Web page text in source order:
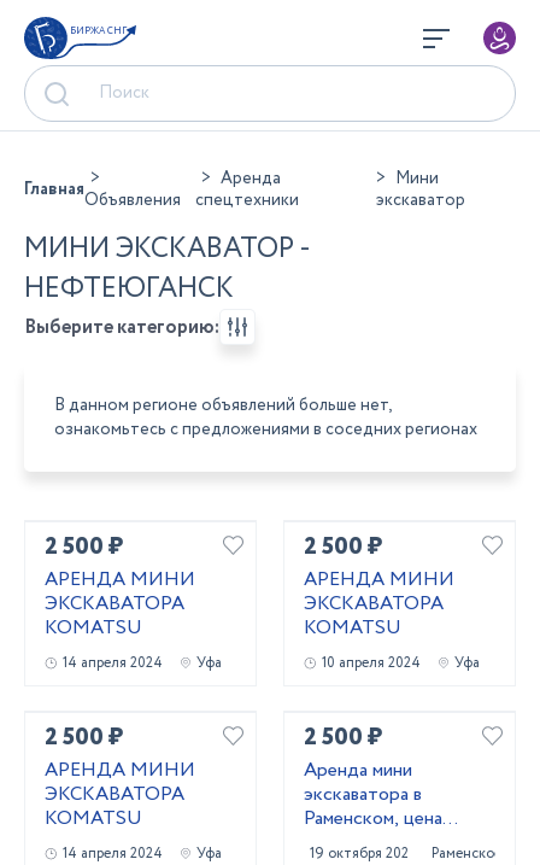
БИРЖА СНГ
ГлавнаяОбъявления
Аренда
спецтехники
Мини
экскаватор
МИНИ ЭКСКАВАТОР -
НЕФТЕЮГАНСК
Выберите категорию:
В данном регионе объявлений больше нет,
ознакомьтесь с предложениями в соседних регионах
2 500 ₽
АРЕНДА МИНИ
ЭКСКАВАТОРА
KOMATSU
14 апреля 2024 Уфа
2 500 ₽
АРЕНДА МИНИ
ЭКСКАВАТОРА
KOMATSU
10 апреля 2024 Уфа
2 500 ₽
АРЕНДА МИНИ
ЭКСКАВАТОРА
KOMATSU
14 апреля 2024 Уфа
2 500 ₽
Аренда мини
экскаватора в
Раменском, цена
услуги
19 октября 2024 Раменское